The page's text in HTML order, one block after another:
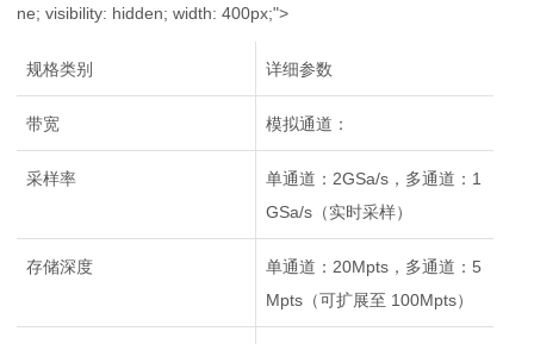
ne; visibility: hidden; width: 400px;">
规格类别 详细参数
带宽 模拟通道：
采样率
单通道：2GSa/s，多通道：1
GSa/s（实时采样）
存储深度
单通道：20Mpts，多通道：5
Mpts（可扩展至 100Mpts）